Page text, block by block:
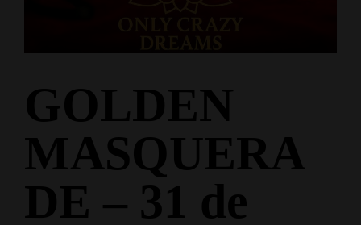
GOLDEN
MASQUERA
DE – 31 de